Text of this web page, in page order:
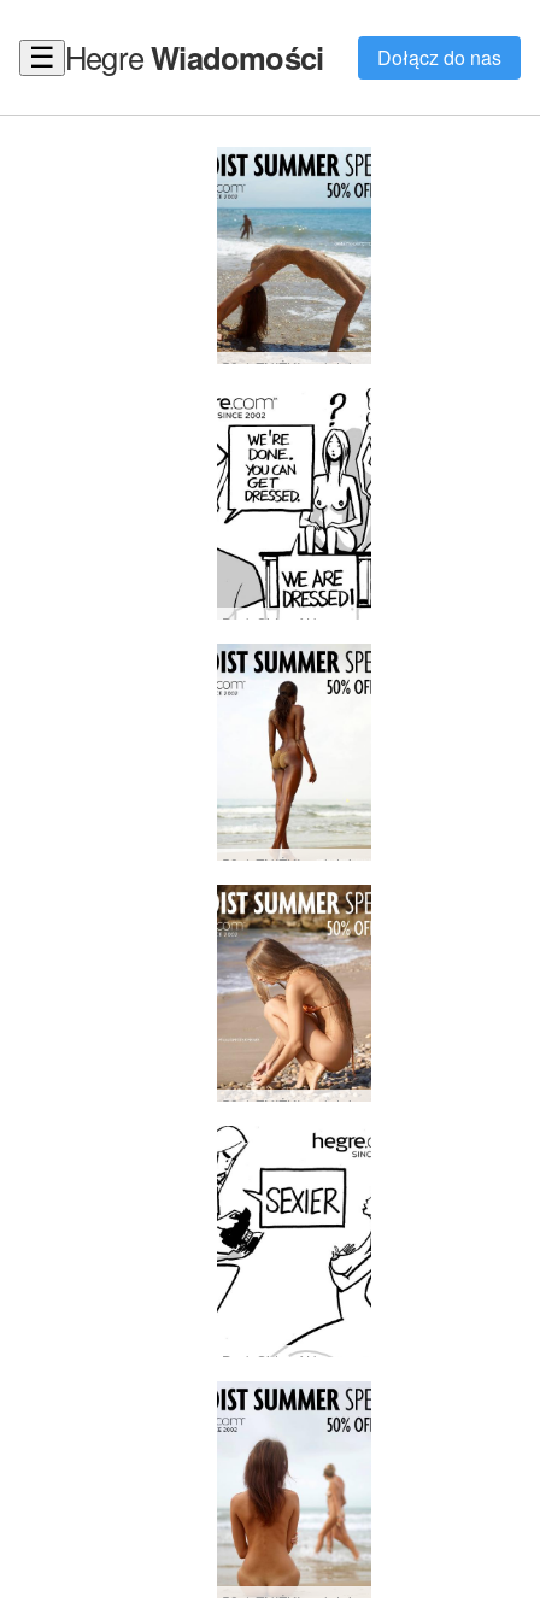
☰ HegreWiadomości Dołącz do nas
50% ZNIŻKI na letnią wyprzedaż dla nudystów: Let Your Prana Rise
Dark Side of Hegre #46: Czy Petter w końcu postradał zmysły…?
50% ZNIŻKI na letnią wyprzedaż dla nudystów: Total Release
50% ZNIŻKI na letnią wyprzedaż dla nudystów: napełnij swoje zmysły
50% ZNIŻKI na letnią wyprzedaż dla nudystów: medytacja całego ciała